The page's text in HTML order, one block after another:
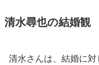
清水尋也の結婚観
清水さんは、結婚に